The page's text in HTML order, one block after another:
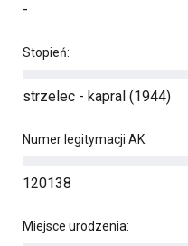
-
Stopień:
strzelec - kapral (1944)
Numer legitymacji AK:
120138
Miejsce urodzenia: